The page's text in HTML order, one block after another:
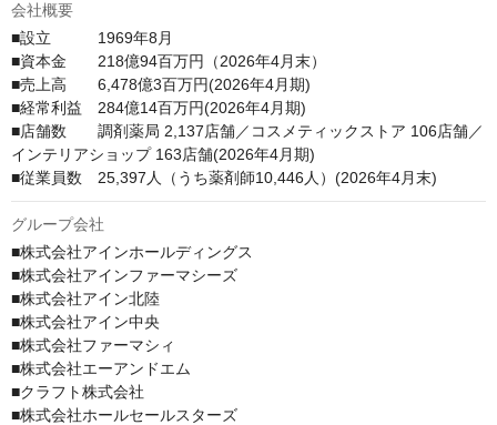
会社概要
■設立　　　1969年8月
■資本金　　218億94百万円（2026年4月末）
■売上高　　6,478億3百万円(2026年4月期)
■経常利益　284億14百万円(2026年4月期)
■店舗数　　調剤薬局 2,137店舗／コスメティックストア 106店舗／
インテリアショップ 163店舗(2026年4月期)
■従業員数　25,397人（うち薬剤師10,446人）(2026年4月末)
グループ会社
■株式会社アインホールディングス
■株式会社アインファーマシーズ
■株式会社アイン北陸
■株式会社アイン中央
■株式会社ファーマシィ
■株式会社エーアンドエム
■クラフト株式会社
■株式会社ホールセールスターズ